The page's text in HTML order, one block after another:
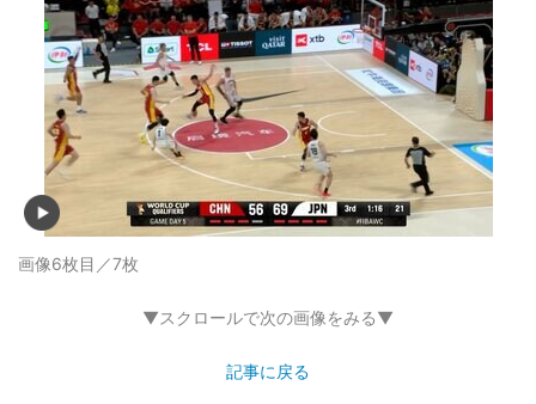
画像6枚目／7枚
▼スクロールで次の画像をみる▼
記事に戻る